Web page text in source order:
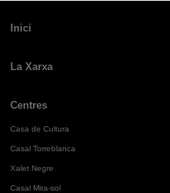
Inici
La Xarxa
Centres
Casa de Cultura
Casal Torreblanca
Xalet Negre
Casal Mira-sol